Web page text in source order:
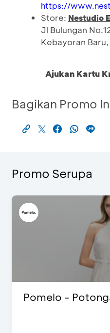
https://
Store: Nestudio
Jl Bulungan
Kebayoran
Ajukan Kartu
Bagikan Promo
Promo Serupa
Pomelo -